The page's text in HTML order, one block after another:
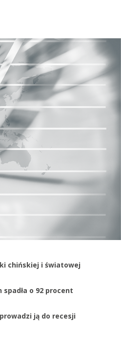
chińskiej i światowej
o 92 procent
ją do recesji